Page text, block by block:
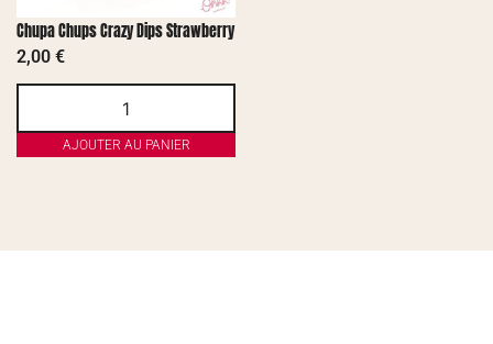
Chupa Chups Crazy Dips Strawberry
2,00 €
AJOUTER AU PANIER